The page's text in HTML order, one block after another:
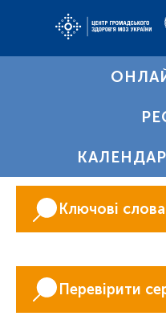
Ключові слова
Перевірити